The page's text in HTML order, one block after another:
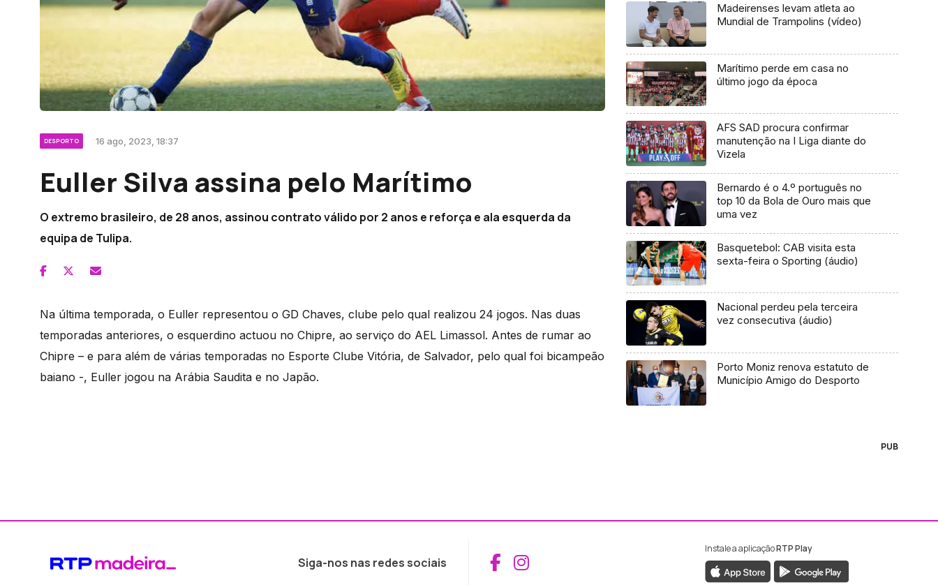
DESPORTO 16 ago, 2023, 18:37
Euller Silva assina pelo Marítimo
O extremo brasileiro, de 28 anos, assinou contrato válido por 2 anos e reforça e ala esquerda da
equipa de Tulipa.
Na última temporada, o Euller representou o GD Chaves, clube pelo qual realizou 24 jogos. Nas duas
temporadas anteriores, o esquerdino actuou no Chipre, ao serviço do AEL Limassol. Antes de rumar ao
Chipre – e para além de várias temporadas no Esporte Clube Vitória, de Salvador, pelo qual foi bicampeão
baiano -, Euller jogou na Arábia Saudita e no Japão.
Madeirenses levam atleta ao
Mundial de Trampolins (vídeo)
Marítimo perde em casa no
último jogo da época
AFS SAD procura confirmar
manutenção na I Liga diante do
Vizela
Bernardo é o 4.º português no
top 10 da Bola de Ouro mais que
uma vez
Basquetebol: CAB visita esta
sexta-feira o Sporting (áudio)
Nacional perdeu pela terceira
vez consecutiva (áudio)
Porto Moniz renova estatuto de
Município Amigo do Desporto
PUB
Siga-nos nas redes sociais Aceder ao Facebook da RTP Madeira
Aceder ao Instagram da RTP Madeira
Instale a aplicaçãoRTP Play